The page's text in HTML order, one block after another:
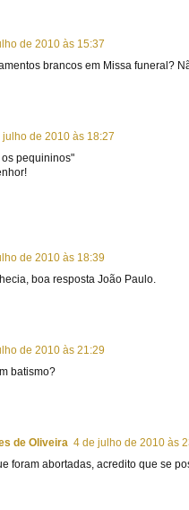
de 2010 às 15:37
brancos em Missa funeral?
julho de 2010 às 18:27
pequininos"
de 2010 às 18:39
boa resposta João Paulo.
de 2010 às 21:29
batismo?
de Oliveira 4 de julho de 2010 às
foram abortadas, acredito que se